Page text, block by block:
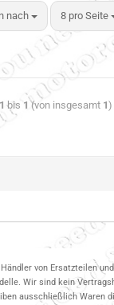
nach 8 pro Seite
1 bis 1 (von insgesamt 1)
von Ersatzteilen
Wir sind kein
ausschließlich Waren